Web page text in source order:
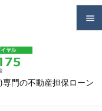
門の不動産担保ローン

サイ
